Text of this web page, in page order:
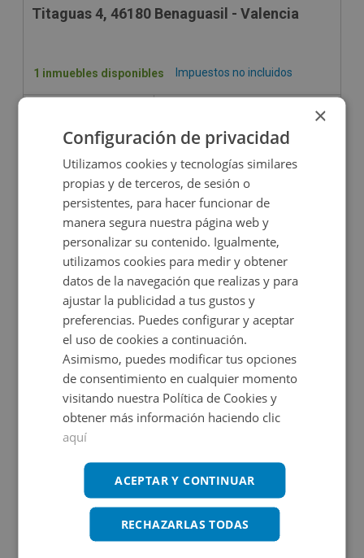
Titaguas 4, 46180 Benaguasil - Valencia
Impuestos no incluidos
1 inmuebles disponibles
Calle Damaso Alonso 14, 28806 Alcala De
Impuestos no incluidos
1 inmuebles disponibles
Desde 4.079,59€
CESIÓN DE REMATE
×
Configuración de privacidad
Utilizamos cookies y tecnologías similares
propias y de terceros, de sesión o
persistentes, para hacer funcionar de
manera segura nuestra página web y
personalizar su contenido. Igualmente,
utilizamos cookies para medir y obtener
datos de la navegación que realizas y para
ajustar la publicidad a tus gustos y
preferencias. Puedes configurar y aceptar
el uso de cookies a continuación.
Asimismo, puedes modificar tus opciones
de consentimiento en cualquier momento
visitando nuestra Política de Cookies y
obtener más información haciendo clic
aquí
ACEPTAR Y CONTINUAR
RECHAZARLAS TODAS